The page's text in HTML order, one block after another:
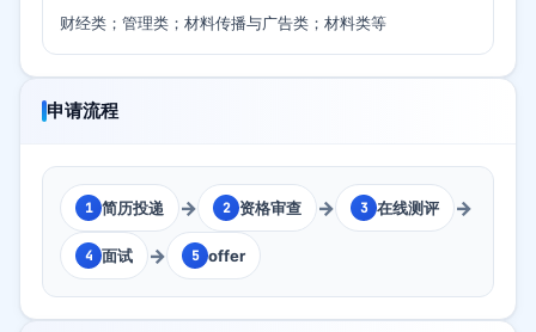
财经类；管理类；材料传播与广告类；材料类等
申请流程
1 简历投递 → 2 资格审查 → 3 在线测评 →
4 面试 → 5 offer